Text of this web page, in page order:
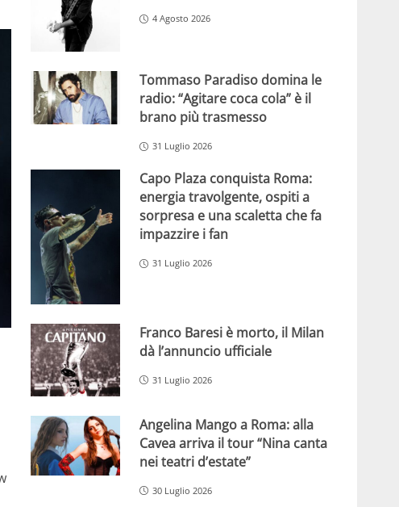
4 Agosto 2026
Tommaso Paradiso domina le
radio: “Agitare coca cola” è il
brano più trasmesso
31 Luglio 2026
Capo Plaza conquista Roma:
energia travolgente, ospiti a
sorpresa e una scaletta che fa
impazzire i fan
31 Luglio 2026
Franco Baresi è morto, il Milan
dà l’annuncio ufficiale
31 Luglio 2026
Angelina Mango a Roma: alla
Cavea arriva il tour “Nina canta
nei teatri d’estate”
30 Luglio 2026